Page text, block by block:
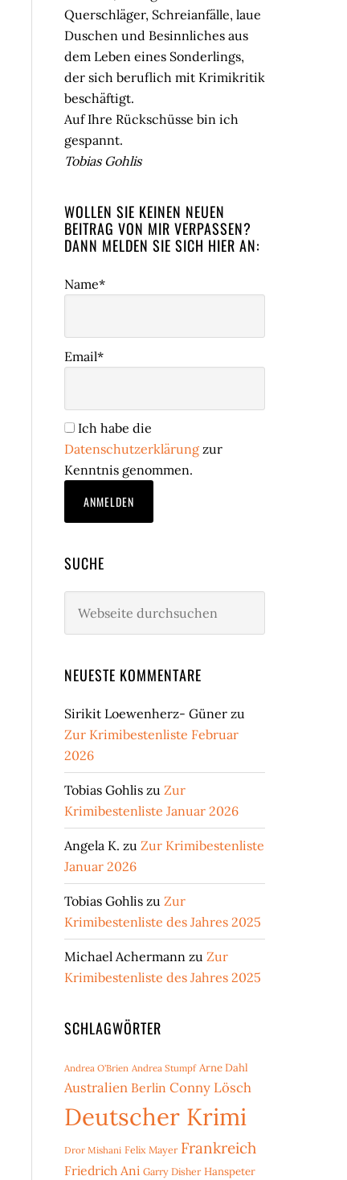
Querschläger, Schreianfälle, laue
Duschen und Besinnliches aus
dem Leben eines Sonderlings,
der sich beruflich mit Krimikritik
beschäftigt.
Auf Ihre Rückschüsse bin ich
gespannt.
Tobias Gohlis
WOLLEN SIE KEINEN NEUEN
BEITRAG VON MIR VERPASSEN?
DANN MELDEN SIE SICH HIER AN:
Name*
Email*
Ich habe die
Datenschutzerklärung zur
Kenntnis genommen.
SUCHE
durchsuchen
NEUESTE KOMMENTARE
Sirikit Loewenherz- Güner zu
Zur Krimibestenliste Februar
2026
Tobias Gohlis zu Zur
Krimibestenliste Januar 2026
Angela K. zu Zur Krimibestenliste
Januar 2026
Tobias Gohlis zu Zur
Krimibestenliste des Jahres 2025
Michael Achermann zu Zur
Krimibestenliste des Jahres 2025
SCHLAGWÖRTER
Andrea O'Brien Andrea Stumpf Arne Dahl
Australien Berlin Conny Lösch
Deutscher Krimi
Dror Mishani Felix Mayer Frankreich
Friedrich Ani Garry Disher Hanspeter